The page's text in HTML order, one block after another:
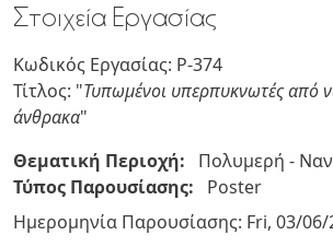
Στοιχεία Εργασίας
Κωδικός Εργασίας: P-374
Τίτλος: "Τυπωμένοι υπερπυκνωτές από
άνθρακα"
Θεματική Περιοχή:
Πολυμερή -
Τύπος Παρουσίασης:
Poster
Ημερομηνία Παρουσίασης: Fri, 03/06/